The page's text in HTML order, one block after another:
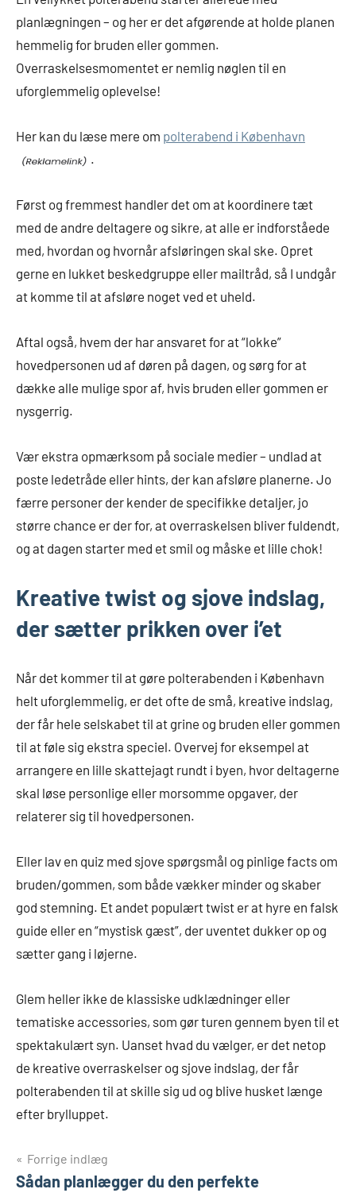
planlægningen – og her er det afgørende at holde planen
hemmelig for bruden eller gommen.
Overraskelsesmomentet er nemlig nøglen til en
uforglemmelig oplevelse!
Her kan du læse mere om polterabend i København
.
Først og fremmest handler det om at koordinere tæt
med de andre deltagere og sikre, at alle er indforståede
med, hvordan og hvornår afsløringen skal ske. Opret
gerne en lukket beskedgruppe eller mailtråd, så I undgår
at komme til at afsløre noget ved et uheld.
Aftal også, hvem der har ansvaret for at “lokke”
hovedpersonen ud af døren på dagen, og sørg for at
dække alle mulige spor af, hvis bruden eller gommen er
nysgerrig.
Vær ekstra opmærksom på sociale medier – undlad at
poste ledetråde eller hints, der kan afsløre planerne. Jo
færre personer der kender de specifikke detaljer, jo
større chance er der for, at overraskelsen bliver fuldendt,
og at dagen starter med et smil og måske et lille chok!
Kreative twist og sjove indslag,
der sætter prikken over i’et
Når det kommer til at gøre polterabenden i København
helt uforglemmelig, er det ofte de små, kreative indslag,
der får hele selskabet til at grine og bruden eller gommen
til at føle sig ekstra speciel. Overvej for eksempel at
arrangere en lille skattejagt rundt i byen, hvor deltagerne
skal løse personlige eller morsomme opgaver, der
relaterer sig til hovedpersonen.
Eller lav en quiz med sjove spørgsmål og pinlige facts om
bruden/gommen, som både vækker minder og skaber
god stemning. Et andet populært twist er at hyre en falsk
guide eller en “mystisk gæst”, der uventet dukker op og
sætter gang i løjerne.
Glem heller ikke de klassiske udklædninger eller
tematiske accessories, som gør turen gennem byen til et
spektakulært syn. Uanset hvad du vælger, er det netop
de kreative overraskelser og sjove indslag, der får
polterabenden til at skille sig ud og blive husket længe
efter brylluppet.
Indlægsnavigation
Forrige indlæg
Sådan planlægger du den perfekte